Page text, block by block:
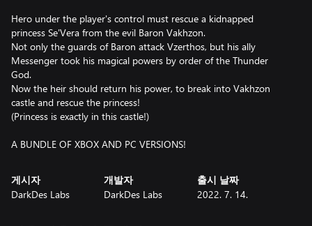
Hero under the player's control must rescue a kidnapped
princess Se'Vera from the evil Baron Vakhzon.
Not only the guards of Baron attack Vzerthos, but his ally
Messenger took his magical powers by order of the Thunder
God.
Now the heir should return his power, to break into Vakhzon
castle and rescue the princess!
(Princess is exactly in this castle!)
게시자
DarkDes Labs
개발자
DarkDes Labs
출시 날짜
2022. 7. 14.